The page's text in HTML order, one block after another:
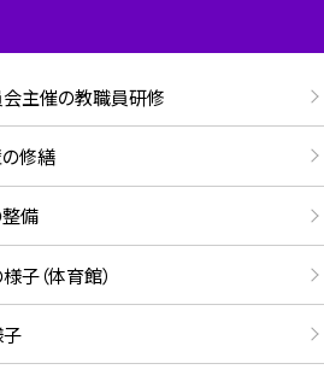
主催の教職員研修
修繕
備
（体育館）